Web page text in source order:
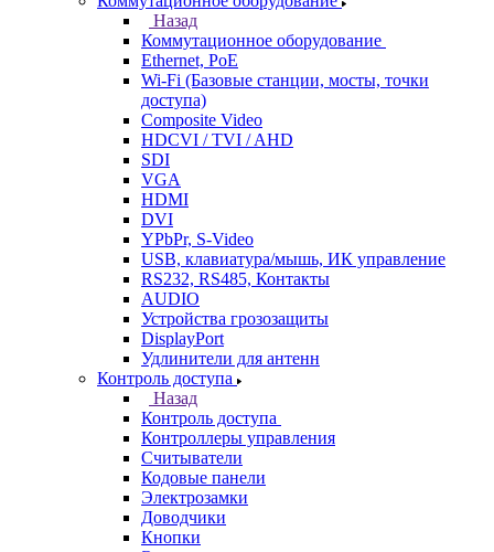
Назад
Коммутационное оборудование
Ethernet, PoE
Wi-Fi (Базовые станции, мосты, точки
доступа)
Composite Video
HDCVI / TVI / AHD
SDI
VGA
HDMI
DVI
YPbPr, S-Video
USB, клавиатура/мышь, ИК управление
RS232, RS485, Контакты
AUDIO
Устройства грозозащиты
DisplayPort
Удлинители для антенн
Контроль доступа
Назад
Контроль доступа
Контроллеры управления
Считыватели
Кодовые панели
Электрозамки
Доводчики
Кнопки